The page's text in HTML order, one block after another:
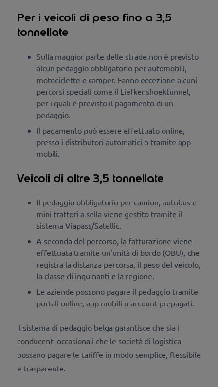
Per i veicoli di peso fino a 3,5
tonnellate
Sulla maggior parte delle strade non è previsto
alcun pedaggio obbligatorio per automobili,
motociclette e camper. Fanno eccezione alcuni
percorsi speciali come il Liefkenshoektunnel,
per i quali è previsto il pagamento di un
pedaggio.
Il pagamento può essere effettuato online,
presso i distributori automatici o tramite app
mobili.
Veicoli di oltre 3,5 tonnellate
Il pedaggio obbligatorio per camion, autobus e
mini trattori a sella viene gestito tramite il
sistema Viapass/Satellic.
A seconda del percorso, la fatturazione viene
effettuata tramite un'unità di bordo (OBU), che
registra la distanza percorsa, il peso del veicolo,
la classe di inquinanti e la regione.
Le aziende possono pagare il pedaggio tramite
portali online, app mobili o account prepagati.
Il sistema di pedaggio belga garantisce che sia i
conducenti occasionali che le società di logistica
possano pagare le tariffe in modo semplice, flessibile
e trasparente.